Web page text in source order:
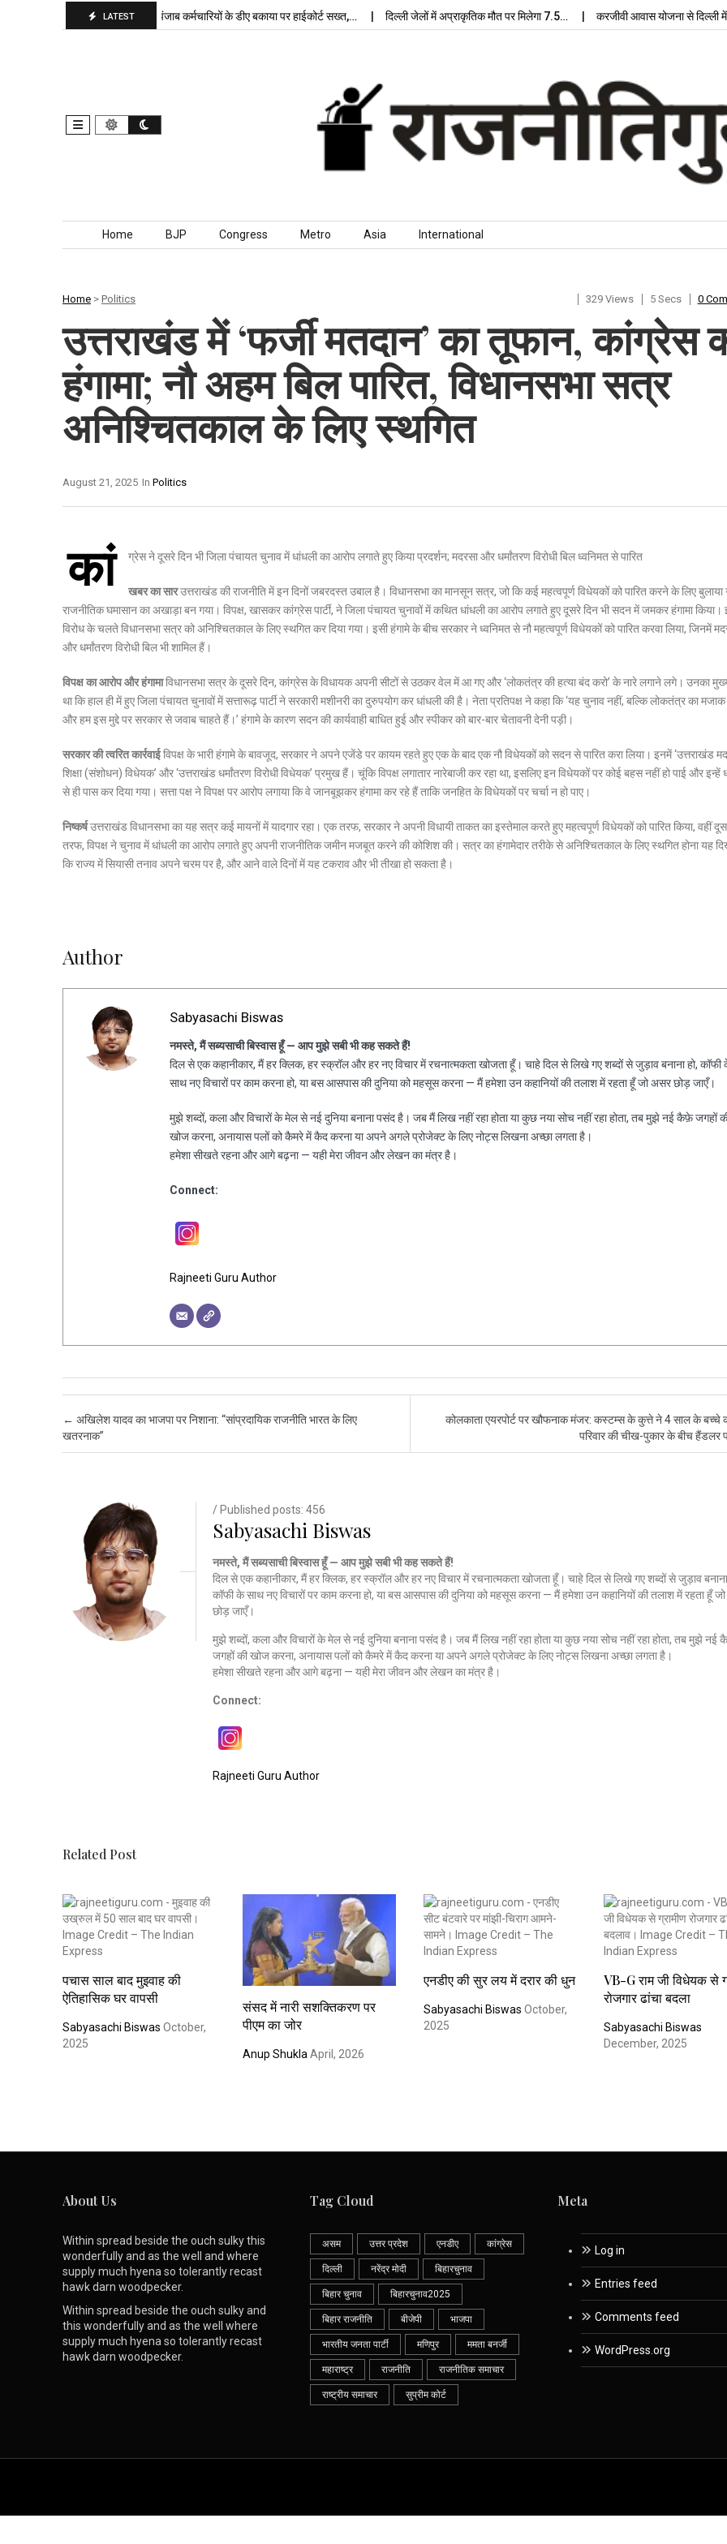
LATEST
बरकरार, बांकीपुर में… पंजाब कर्मचारियों के डीए बकाया पर हाईकोर्ट सख्त,… दिल्ली जेलों में अप्राकृतिक मौत पर मिलेगा 7.5… करजीवी आवास योजना से दिल्ली में
Skip to content
Home BJP Congress Metro Asia International
Home > Politics 329 Views 5 Secs 0
उत्तराखंड में ‘फर्जी मतदान’ का तूफान, कांग्रेस
हंगामा; नौ अहम बिल पारित, विधानसभा सत्र
अनिश्चितकाल के लिए स्थगित
In Politics
August 21, 2025
कां ग्रेस ने दूसरे दिन भी जिला पंचायत चुनाव में धांधली का आरोप लगाते हुए किया प्रदर्शन; मदरसा और धर्मांतरण विरोधी बिल ध्वनिमत से पारित
खबर का सारउत्तराखंड की राजनीति में इन दिनों जबरदस्त उबाल है। विधानसभा का मानसून सत्र, जो कि कई महत्वपूर्ण विधेयकों को पारित करने के लिए बुलाया
राजनीतिक घमासान का अखाड़ा बन गया। विपक्ष, खासकर कांग्रेस पार्टी, ने जिला पंचायत चुनावों में कथित धांधली का आरोप लगाते हुए दूसरे दिन भी सदन में जमकर हंगामा किया।
विरोध के चलते विधानसभा सत्र को अनिश्चितकाल के लिए स्थगित कर दिया गया। इसी हंगामे के बीच सरकार ने ध्वनिमत से नौ महत्वपूर्ण विधेयकों को पारित करवा लिया, जिनमें
और धर्मांतरण विरोधी बिल भी शामिल हैं।
विपक्ष का आरोप और हंगामाविधानसभा सत्र के दूसरे दिन, कांग्रेस के विधायक अपनी सीटों से उठकर वेल में आ गए और ‘लोकतंत्र की हत्या बंद करो’ के नारे लगाने लगे। उनका
था कि हाल ही में हुए जिला पंचायत चुनावों में सत्तारूढ़ पार्टी ने सरकारी मशीनरी का दुरुपयोग कर धांधली की है। नेता प्रतिपक्ष ने कहा कि ‘यह चुनाव नहीं, बल्कि लोकतंत्र का मजाक
और हम इस मुद्दे पर सरकार से जवाब चाहते हैं।’ हंगामे के कारण सदन की कार्यवाही बाधित हुई और स्पीकर को बार-बार चेतावनी देनी पड़ी।
सरकार की त्वरित कार्रवाईविपक्ष के भारी हंगामे के बावजूद, सरकार ने अपने एजेंडे पर कायम रहते हुए एक के बाद एक नौ विधेयकों को सदन से पारित करा लिया। इनमें ‘उत्तराखंड
शिक्षा (संशोधन) विधेयक’ और ‘उत्तराखंड धर्मांतरण विरोधी विधेयक’ प्रमुख हैं। चूंकि विपक्ष लगातार नारेबाजी कर रहा था, इसलिए इन विधेयकों पर कोई बहस नहीं हो पाई और इन्हें
से ही पास कर दिया गया। सत्ता पक्ष ने विपक्ष पर आरोप लगाया कि वे जानबूझकर हंगामा कर रहे हैं ताकि जनहित के विधेयकों पर चर्चा न हो पाए।
निष्कर्षउत्तराखंड विधानसभा का यह सत्र कई मायनों में यादगार रहा। एक तरफ, सरकार ने अपनी विधायी ताकत का इस्तेमाल करते हुए महत्वपूर्ण विधेयकों को पारित किया, वहीं
तरफ, विपक्ष ने चुनाव में धांधली का आरोप लगाते हुए अपनी राजनीतिक जमीन मजबूत करने की कोशिश की। सत्र का हंगामेदार तरीके से अनिश्चितकाल के लिए स्थगित होना यह
कि राज्य में सियासी तनाव अपने चरम पर है, और आने वाले दिनों में यह टकराव और भी तीखा हो सकता है।
Author
Sabyasachi Biswas
नमस्ते, मैं सब्यसाची बिस्वास हूँ — आप मुझे सबी भी कह सकते हैं!
दिल से एक कहानीकार, मैं हर क्लिक, हर स्क्रॉल और हर नए विचार में रचनात्मकता खोजता हूँ। चाहे दिल से लिखे गए शब्दों से जुड़ाव बनाना हो, कॉफी
साथ नए विचारों पर काम करना हो, या बस आसपास की दुनिया को महसूस करना — मैं हमेशा उन कहानियों की तलाश में रहता हूँ जो असर छोड़ जाएँ।
मुझे शब्दों, कला और विचारों के मेल से नई दुनिया बनाना पसंद है। जब मैं लिख नहीं रहा होता या कुछ नया सोच नहीं रहा होता, तब मुझे नई कैफ़े जगहों
खोज करना, अनायास पलों को कैमरे में कैद करना या अपने अगले प्रोजेक्ट के लिए नोट्स लिखना अच्छा लगता है।
हमेशा सीखते रहना और आगे बढ़ना — यही मेरा जीवन और लेखन का मंत्र है।
Connect:
Rajneeti Guru Author
Post navigation
← अखिलेश यादव का भाजपा पर निशाना: “सांप्रदायिक राजनीति भारत के लिए
खतरनाक”
कोलकाता एयरपोर्ट पर खौफनाक मंजर: कस्टम्स के कुत्ते ने 4 साल के बच्चे
परिवार की चीख-पुकार के बीच हैंडलर
/ Published posts: 456
Sabyasachi Biswas
नमस्ते, मैं सब्यसाची बिस्वास हूँ — आप मुझे सबी भी कह सकते हैं!
दिल से एक कहानीकार, मैं हर क्लिक, हर स्क्रॉल और हर नए विचार में रचनात्मकता खोजता हूँ। चाहे दिल से लिखे गए शब्दों से जुड़ाव बनाना
कॉफी के साथ नए विचारों पर काम करना हो, या बस आसपास की दुनिया को महसूस करना — मैं हमेशा उन कहानियों की तलाश में रहता हूँ
छोड़ जाएँ।
मुझे शब्दों, कला और विचारों के मेल से नई दुनिया बनाना पसंद है। जब मैं लिख नहीं रहा होता या कुछ नया सोच नहीं रहा होता, तब मुझे नई
जगहों की खोज करना, अनायास पलों को कैमरे में कैद करना या अपने अगले प्रोजेक्ट के लिए नोट्स लिखना अच्छा लगता है।
हमेशा सीखते रहना और आगे बढ़ना — यही मेरा जीवन और लेखन का मंत्र है।
Connect:
Rajneeti Guru Author
Related Post
पचास साल बाद मुइवाह की
ऐतिहासिक घर वापसी
Sabyasachi Biswas October,
2025
संसद में नारी सशक्तिकरण पर
पीएम का जोर
Anup Shukla April, 2026
एनडीए की सुर लय में दरार की धुन
Sabyasachi Biswas October,
2025
VB-G राम जी विधेयक से
रोजगार ढांचा बदला
Sabyasachi Biswas
December, 2025
About Us
Within spread beside the ouch sulky this
wonderfully and as the well and where
supply much hyena so tolerantly recast
hawk darn woodpecker.
Within spread beside the ouch sulky and
this wonderfully and as the well where
supply much hyena so tolerantly recast
hawk darn woodpecker.
Tag Cloud
असम उत्तर प्रदेश एनडीए कांग्रेस
दिल्ली नरेंद्र मोदी बिहारचुनाव
बिहार चुनाव बिहारचुनाव2025
बिहार राजनीति बीजेपी भाजपा
भारतीय जनता पार्टी मणिपुर ममता बनर्जी
महाराष्ट्र राजनीति राजनीतिक समाचार
राष्ट्रीय समाचार सुप्रीम कोर्ट
Meta
Log in
Entries feed
Comments feed
WordPress.org